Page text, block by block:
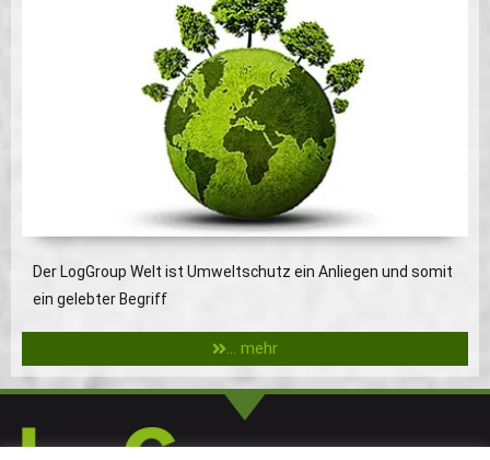
Der LogGroup Welt ist Umweltschutz ein Anliegen und somit
ein gelebter Begriff
... mehr